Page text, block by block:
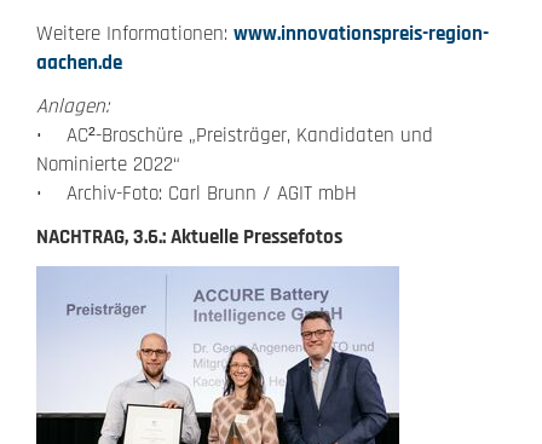
Weitere Informationen: www.innovationspreis-region-
aachen.de
Anlagen:
• AC²-Broschüre „Preisträger, Kandidaten und
Nominierte 2022“
• Archiv-Foto: Carl Brunn / AGIT mbH
NACHTRAG, 3.6.: Aktuelle Pressefotos